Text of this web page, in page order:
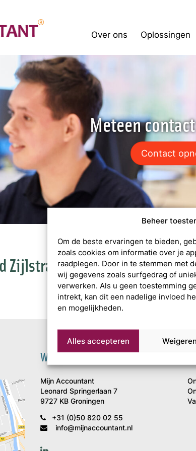
Beheer
Om de beste ervaringen te bieden,
zoals cookies om informatie over je
raadplegen. Door in te stemmen met
wij gegevens zoals surfgedrag of
verwerken. Als u geen toestemming
intrekt, kan dit een nadelige invloed
en mogelijkheden.
Alles accepteren Weigeren
Over ons Oplossingen
Meteen
Contact
Zijlstra
Wat is uw volgende stap?
Mijn Accountant
Leonard Springerlaan 7
9727 KB Groningen
+31 (0)50 820 02 55
info@mijnaccountant.nl